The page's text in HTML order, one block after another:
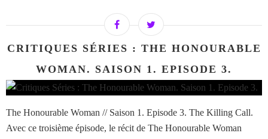
CRITIQUES SÉRIES : THE HONOURABLE
WOMAN. SAISON 1. EPISODE 3.
The Honourable Woman // Saison 1. Episode 3. The Killing Call.
Avec ce troisième épisode, le récit de The Honourable Woman